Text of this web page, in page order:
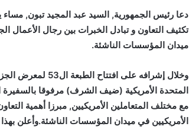
دعا رئيس الجمهورية, السيد عبد المجيد تبون, مساء
تكثيف التعاون و تبادل الخبرات بين رجال الأعمال
ميدان المؤسسات الناشئة.
وخلال إشرافه
المتحدة الأمريكية (ضيف الشرف) مرفوقا بالسفيرة
مع مختلف المتعاملين الأمريكيين, مبرزا أهمية
الأمريكيين في ميدان المؤسسات الناشئة.وأعلن